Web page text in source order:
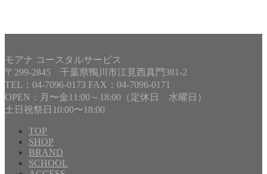
モアナ コースタルサービス
〒299-2845 千葉県鴨川市江見西真門381-2
TEL：04-7096-0173 FAX：04-7096-0171
OPEN：月〜金11:00～18:00（定休日 水曜日）
土日祝祭日10:00〜18:00
TOP
SHOP
BRAND
SCHOOL
Copyright©MOANA COASTAL SERVICE